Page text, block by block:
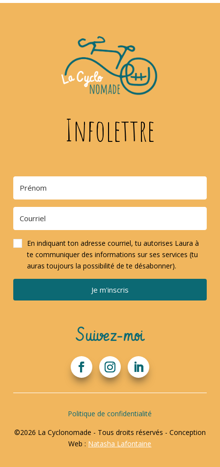
Infolettre
En indiquant ton adresse courriel, tu autorises Laura à
te communiquer des informations sur ses services (tu
auras toujours la possibilité de te désabonner).
Je m'inscris
Suivez-moi
Politique de confidentialité
©2026 La Cyclonomade - Tous droits réservés - Conception
Web : Natasha Lafontaine